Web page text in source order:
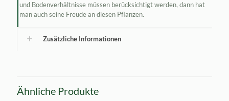
und Bodenverhältnisse müssen berücksichtigt werden, dann hat
man auch seine Freude an diesen Pflanzen.
Zusätzliche Informationen
Ähnliche Produkte